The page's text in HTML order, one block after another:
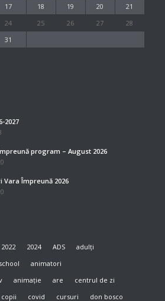
17 18 19 20
21
24 25 26 27
28
31
2027
program – August 2026
Vara Împreună 2026
2022 2024 ADS
adulți
animatori
animație are
centrul de zi
copii covid cursuri don bosco